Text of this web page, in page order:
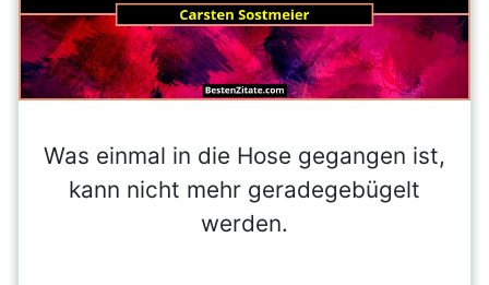
Was einmal in die Hose gegangen ist,
kann nicht mehr geradegebügelt
werden.